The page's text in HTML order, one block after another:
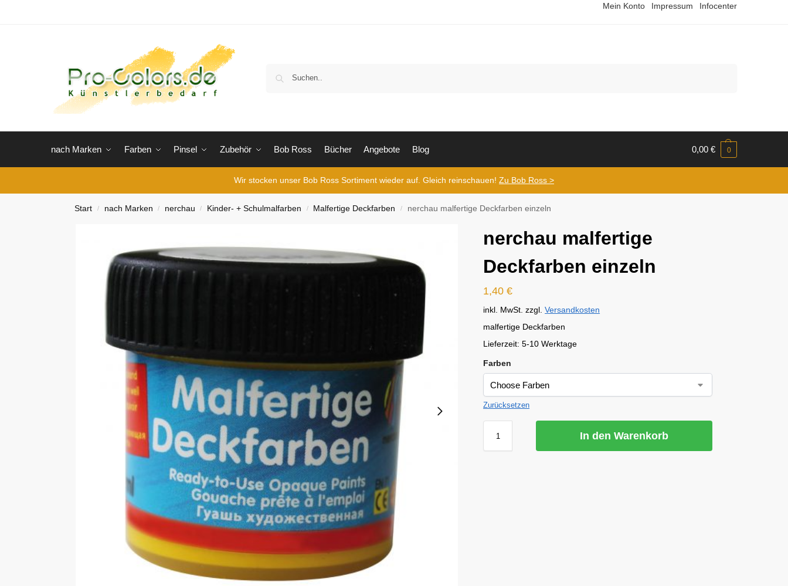
Mein Konto Impressum Infocenter
nach Marken Farben Pinsel Zubehör Bob Ross Bücher Angebote Blog 0,00 € 0
Wir stocken unser Bob Ross Sortiment wieder auf. Gleich reinschauen! Zu Bob Ross >
Start / nach Marken / nerchau / Kinder- + Schulmalfarben / Malfertige Deckfarben / nerchau malfertige Deckfarben einzeln
nerchau malfertige
Deckfarben einzeln
1,40€
inkl. MwSt. zzgl.Versandkosten
malfertige Deckfarben
Lieferzeit:5-10 Werktage
Farben
Zurücksetzen
In den Warenkorb